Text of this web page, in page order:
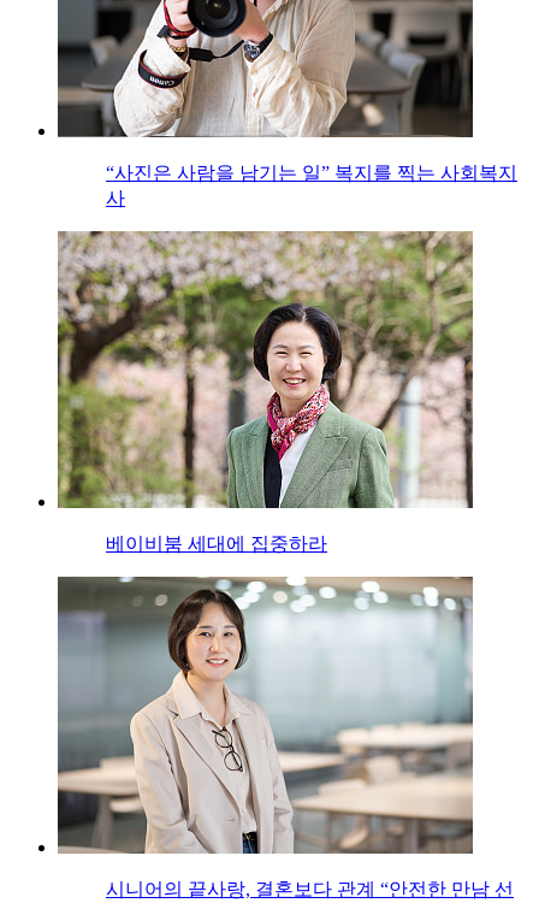
“사진은 사람을 남기는 일” 복지를 찍는 사회복지
사
베이비붐 세대에 집중하라
시니어의 끝사랑, 결혼보다 관계 “안전한 만남 선